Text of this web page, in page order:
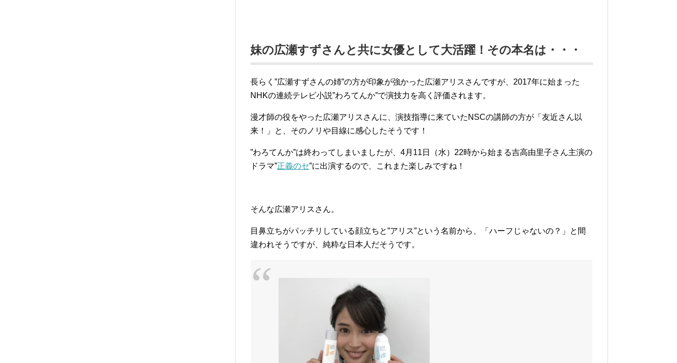
妹の広瀬すずさんと共に女優として大活躍！その本名は・・・
長らく”広瀬すずさんの姉”の方が印象が強かった広瀬アリスさんですが、2017年に始まった
NHKの連続テレビ小説”わろてんか”で演技力を高く評価されます。
漫才師の役をやった広瀬アリスさんに、演技指導に来ていたNSCの講師の方が「友近さん以
来！」と、そのノリや目線に感心したそうです！
”わろてんか”は終わってしまいましたが、4月11日（水）22時から始まる吉高由里子さん主演の
ドラマ”正義のセ”に出演するので、これまた楽しみですね！
そんな広瀬アリスさん。
目鼻立ちがパッチリしている顔立ちと”アリス”という名前から、「ハーフじゃないの？」と間
違われそうですが、純粋な日本人だそうです。